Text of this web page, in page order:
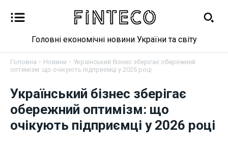
Новини
Бізнес
Головні економічні новини України та світу
Головна Новини
Український бізнес зберігає обережний
оптимізм: що очікують підприємці у 2026 році
Український бізнес зберігає
обережний оптимізм: що
очікують підприємці у 2026 році